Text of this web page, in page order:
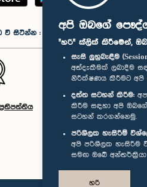
අපි ඔබගේ
"හරි" ක්ලික් කිරීමෙන්,
සැසි ලුහුබැඳීම
අත්දැකීමක් ලබාදීම
නිරීක්ෂණය කිරීමට අපි
දත්ත සටහන් කිරීම:
කිරීම සඳහා අපි
සටහන් කරගන්නෙමු.
පරිශීලක හැසිරීම්
අපි පරිශීලක හැසිරීම
සමඟ ඔබේ
හරි
වී සිටින්න :